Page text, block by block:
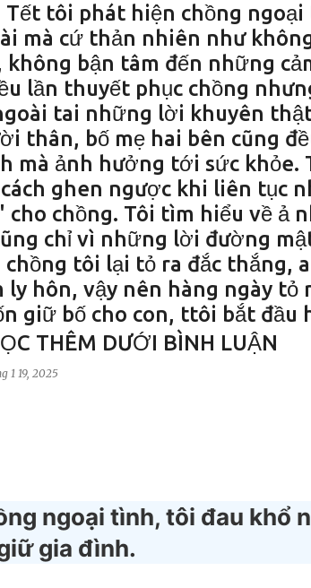
Tết tôi phát hiện chồng
mà cứ thản nhiên như
không bận tâm đến những
lần thuyết phục chồng
tai những lời khuyên
thân, bố mẹ hai bên cũng
mà ảnh hưởng tới sức khỏe.
ghen ngược khi liên tục
cho chồng. Tôi tìm hiểu về ả
chỉ vì những lời đường
chồng tôi lại tỏ ra đắc thắng,
ly hôn, vậy nên hàng ngày tỏ
giữ bố cho con, ttôi bắt đầu
THÊM DƯỚI BÌNH LUẬN
1 19, 2025
ngoại tình, tôi đau khổ
gia đình.